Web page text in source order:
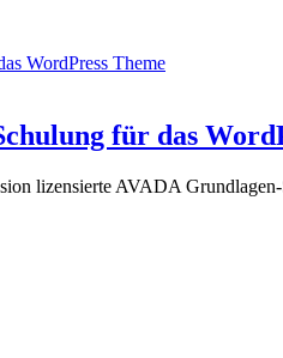
WordPress Theme
für das
lizensierte AVADA